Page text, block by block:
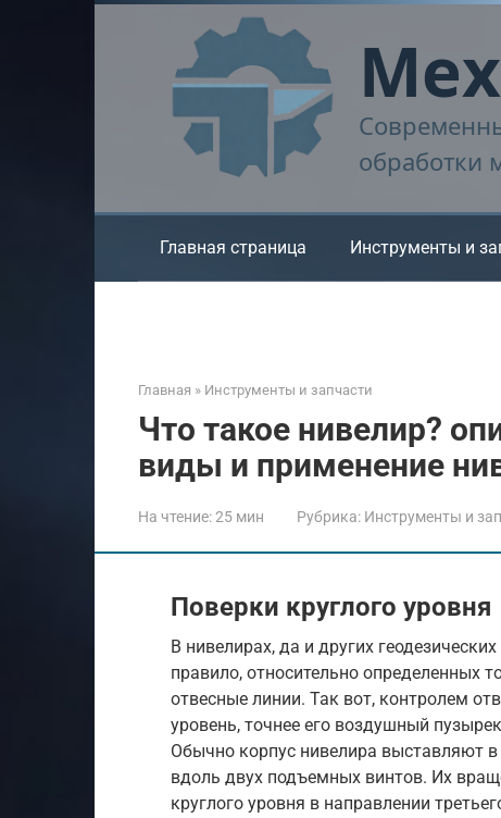
обработки
Главная страница Инструменты и
Главная » Инструменты и запчасти
Что такое нивелир?
виды и применение
На чтение:25 мин Рубрика: Инструменты и
Поверки круглого уровня
В нивелирах, да и других
правило, относительно определенных
отвесные линии. Так вот, контролем
уровень, точнее его воздушный
Обычно корпус нивелира выставляют
вдоль двух подъемных винтов. Их
круглого уровня в направлении